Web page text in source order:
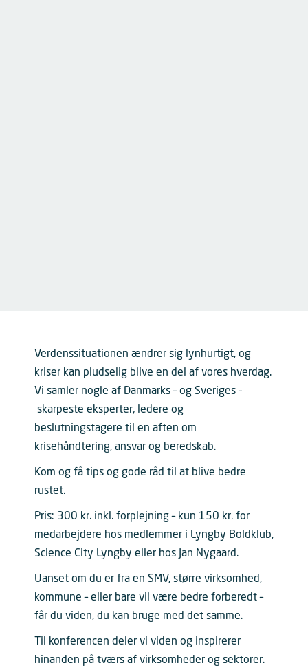
Verdenssituationen ændrer sig lynhurtigt, og
kriser kan pludselig blive en del af vores hverdag.
Vi samler nogle af Danmarks – og Sveriges –
skarpeste eksperter, ledere og
beslutningstagere til en aften om
krisehåndtering, ansvar og beredskab.
Kom og få tips og gode råd til at blive bedre
rustet.
Pris: 300 kr. inkl. forplejning – kun 150 kr. for
medarbejdere hos medlemmer i Lyngby Boldklub,
Science City Lyngby eller hos Jan Nygaard.
Uanset om du er fra en SMV, større virksomhed,
kommune – eller bare vil være bedre forberedt –
får du viden, du kan bruge med det samme.
Til konferencen deler vi viden og inspirerer
hinanden på tværs af virksomheder og sektorer.